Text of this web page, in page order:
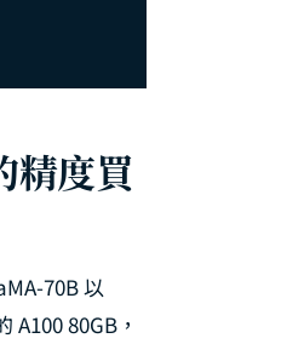
精度買
70B 以
80GB，